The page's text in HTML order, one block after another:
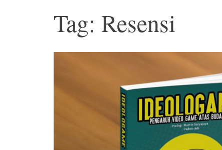
Tag: Resensi